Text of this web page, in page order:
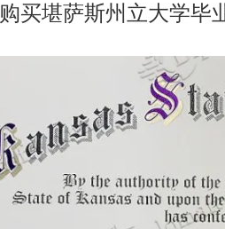
购买堪萨斯州立大学毕